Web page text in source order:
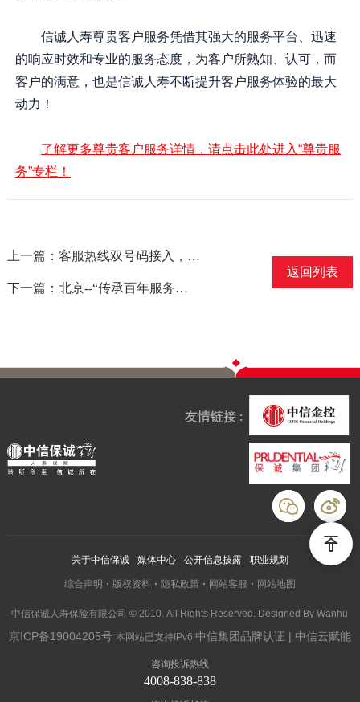
信诚人寿尊贵客户服务凭借其强大的服务平台、迅速
的响应时效和专业的服务态度，为客户所熟知、认可，而
客户的满意，也是信诚人寿不断提升客户服务体验的最大
动力！
了解更多尊贵客户服务详情，请点击此处进入“尊贵服
务”专栏！
上一篇：客服热线双号码接入，服务轻松便捷
下一篇：北京--“传承百年服务，保障在您身边”
返回列表
友情链接 :
关于中信保诚 媒体中心 公开信息披露 职业规划
综合声明 版权资料 隐私政策 网站客服 网站地图
中信保诚人寿保险有限公司 © 2010. All Rights Reserved. Designed By Wanhu
京ICP备19004205号 本网站已支持IPv6 中信集团品牌认证 | 中信云赋能
咨询投诉热线
4008-838-838